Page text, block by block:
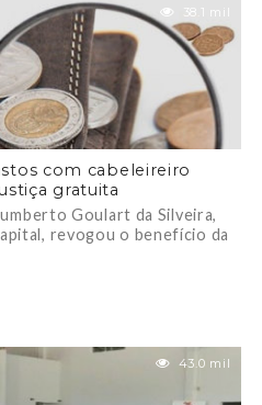
38.1 mil
com cabeleireiro
gratuita
Goulart da Silveira,
revogou o benefício da
43.0 mil